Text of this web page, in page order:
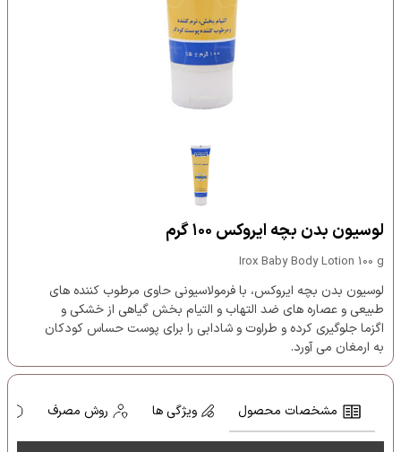
لوسیون بدن بچه ایروکس ۱۰۰ گرم
Irox Baby Body Lotion 100 g
لوسیون بدن بچه ایروکس، با فرمولاسیونی حاوی مرطوب کننده های
طبیعی و عصاره های ضد التهاب و التیام بخش گیاهی از خشکی و
اگزما جلوگیری کرده و طراوت و شادابی را برای پوست حساس کودکان
به ارمغان می آورد.
مشخصات محصول ویژگی ها روش مصرف